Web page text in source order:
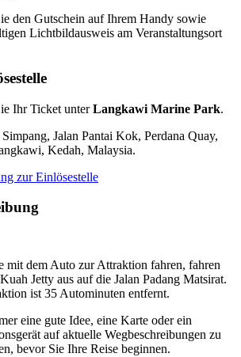
den Gutschein auf Ihrem Handy sowie
Lichtbildausweis am Veranstaltungsort
Ihr Ticket unterLangkawi Marine Park.
Simpang, Jalan Pantai Kok, Perdana Quay,
Kedah, Malaysia.
zur Einlösestelle
mit dem Auto zur Attraktion fahren, fahren
Jetty aus auf die Jalan Padang Matsirat.
ist 35 Autominuten entfernt.
eine gute Idee, eine Karte oder ein
auf aktuelle Wegbeschreibungen zu
bevor Sie Ihre Reise beginnen.